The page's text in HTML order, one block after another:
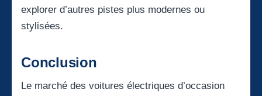
explorer d’autres pistes plus modernes ou
stylisées.
Conclusion
Le marché des voitures électriques d’occasion